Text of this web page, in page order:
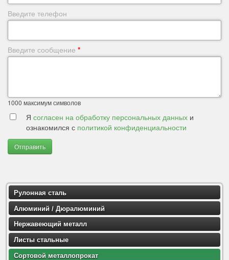
Введите телефон
Введите сообщение *
1000 максимум символов
Я согласен на обработку персональных данных и
ознакомился с политикой конфиденциальности
Отправить
Рулонная сталь
Алюминий / Дюралюминий
Нержавеющий металл
Листы стальные
Сортовой металлопрокат